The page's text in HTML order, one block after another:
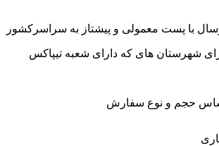
با پست معمولی و پیشتاز به سراسرکشور
شهرستان های که دارای شعبه تیپاکس
حجم و نوع سفارش